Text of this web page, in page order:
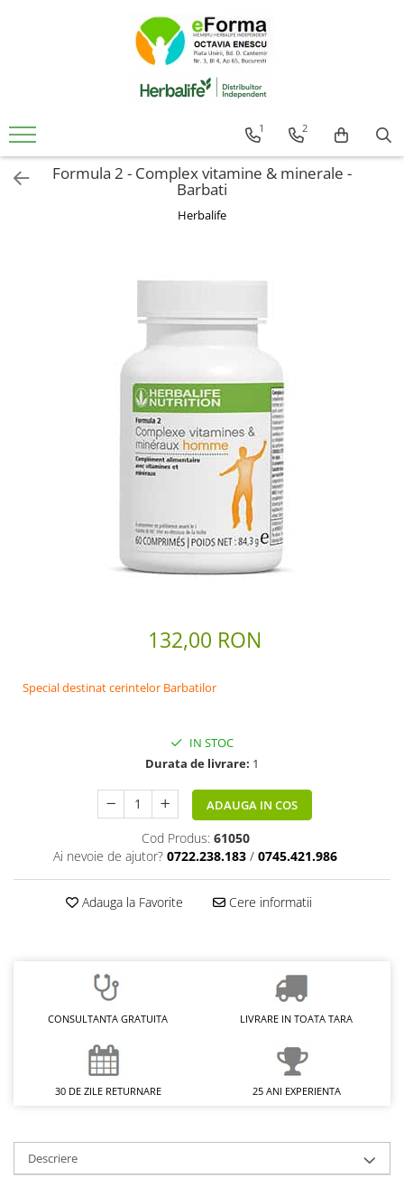
Slabire Sanatoasa Rapida
Ingrasare Sanatoasa Rapida
Mic Dejun Inteligent
Suport Sistem Cardiovascular
Sanatatea Creierului
Scaderea Colesterolului
Produse vegetarieni, vegani
Gateste cu Herbalife
Energie pentru Intreaga Zi cu
Nutritie H24 Sportivi
1 2
Formula 2 - Complex vitamine & minerale -
Barbati
Herbalife
132,00 RON
Special destinat cerintelor Barbatilor
IN STOC
Durata de livrare: 1
ADAUGA IN COS
Cod Produs: 61050
Ai nevoie de ajutor? 0722.238.183 / 0745.421.986
Adauga la Favorite Cere informatii
CONSULTANTA GRATUITA LIVRARE IN TOATA TARA
30 DE ZILE RETURNARE 25 ANI EXPERIENTA
Descriere